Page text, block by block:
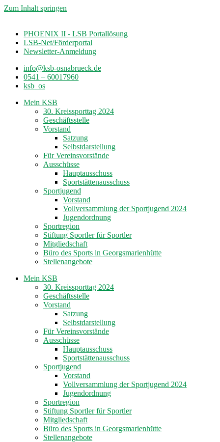
Zum Inhalt springen
PHOENIX II - LSB Portallösung
LSB-Net/Förderportal
Newsletter-Anmeldung
info@ksb-osnabrueck.de
0541 – 60017960
ksb_os
Mein KSB
30. Kreissporttag 2024
Geschäftsstelle
Vorstand
Satzung
Selbstdarstellung
Für Vereinsvorstände
Ausschüsse
Hauptausschuss
Sportstättenausschuss
Sportjugend
Vorstand
Vollversammlung der Sportjugend 2024
Jugendordnung
Sportregion
Stiftung Sportler für Sportler
Mitgliedschaft
Büro des Sports in Georgsmarienhütte
Stellenangebote
Mein KSB
30. Kreissporttag 2024
Geschäftsstelle
Vorstand
Satzung
Selbstdarstellung
Für Vereinsvorstände
Ausschüsse
Hauptausschuss
Sportstättenausschuss
Sportjugend
Vorstand
Vollversammlung der Sportjugend 2024
Jugendordnung
Sportregion
Stiftung Sportler für Sportler
Mitgliedschaft
Büro des Sports in Georgsmarienhütte
Stellenangebote